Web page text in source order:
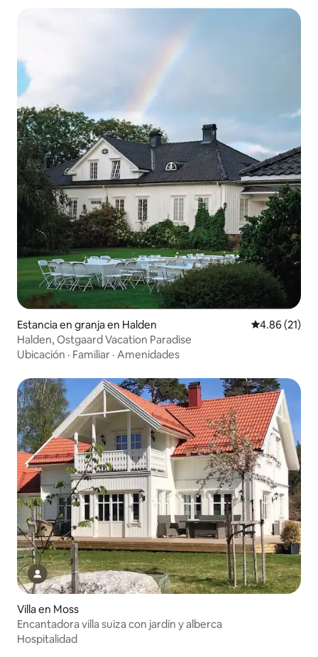
Estancia en granja en Halden Calificación
4.86 (21)
Halden, Ostgaard Vacation Paradise
Ubicación · Familiar · Amenidades
Villa en Moss
Encantadora villa suiza con jardín y alberca
Hospitalidad